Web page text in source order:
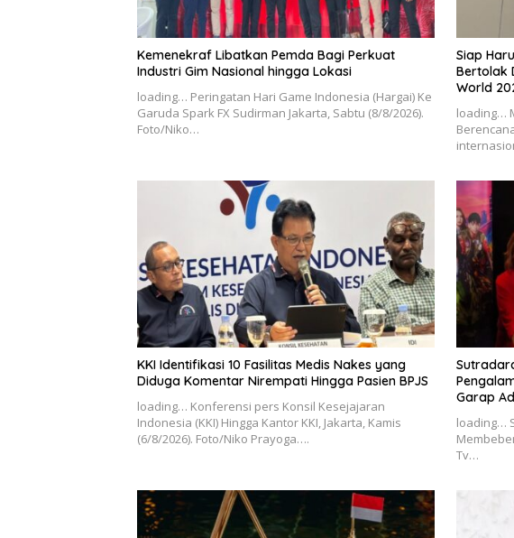
Kemenekraf Libatkan Pemda Bagi Perkuat
Industri Gim Nasional hingga Lokasi
loading… Peringatan Hari Game Indonesia (Hargai) Ke
Garuda Spark FX Sudirman Jakarta, Sabtu (8/8/2026).
Foto/Niko…
Siap
Bertolak
World
loading…
KKI Identifikasi 10 Fasilitas Medis Nakes yang
Diduga Komentar Nirempati Hingga Pasien BPJS
loading… Konferensi pers Konsil Kesejajaran
Indonesia (KKI) Hingga Kantor KKI, Jakarta, Kamis
(6/8/2026). Foto/Niko Prayoga….
Garap
loading…
Tv…